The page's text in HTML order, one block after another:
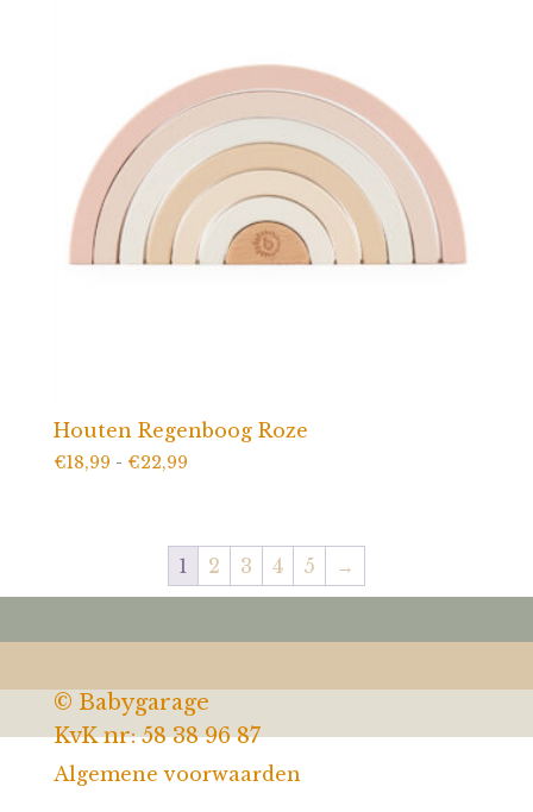
Houten Regenboog Roze
€18,99 - €22,99Prijsklasse:
€22,99
1 2 3 4 5 →
© Babygarage
KvK nr: 58 38 96 87
Algemene voorwaarden